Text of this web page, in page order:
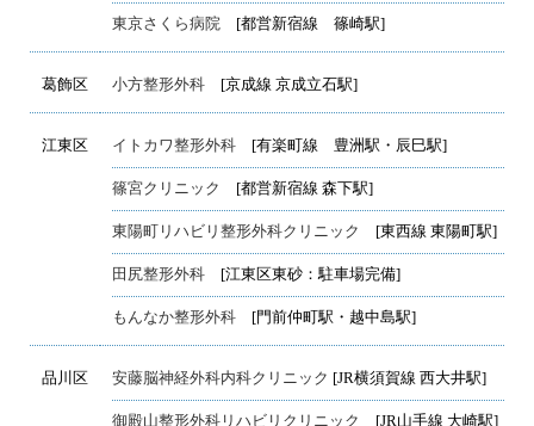
東京さくら病院 [都営新宿線 篠崎駅]
葛飾区 小方整形外科 [京成線 京成立石駅]
江東区 イトカワ整形外科 [有楽町線 豊洲駅・辰巳駅]
篠宮クリニック [都営新宿線 森下駅]
東陽町リハビリ整形外科クリニック [東西線 東陽町駅]
田尻整形外科 [江東区東砂：駐車場完備]
もんなか整形外科 [門前仲町駅・越中島駅]
品川区 安藤脳神経外科内科クリニック [JR横須賀線 西大井駅]
御殿山整形外科リハビリクリニック [JR山手線 大崎駅]